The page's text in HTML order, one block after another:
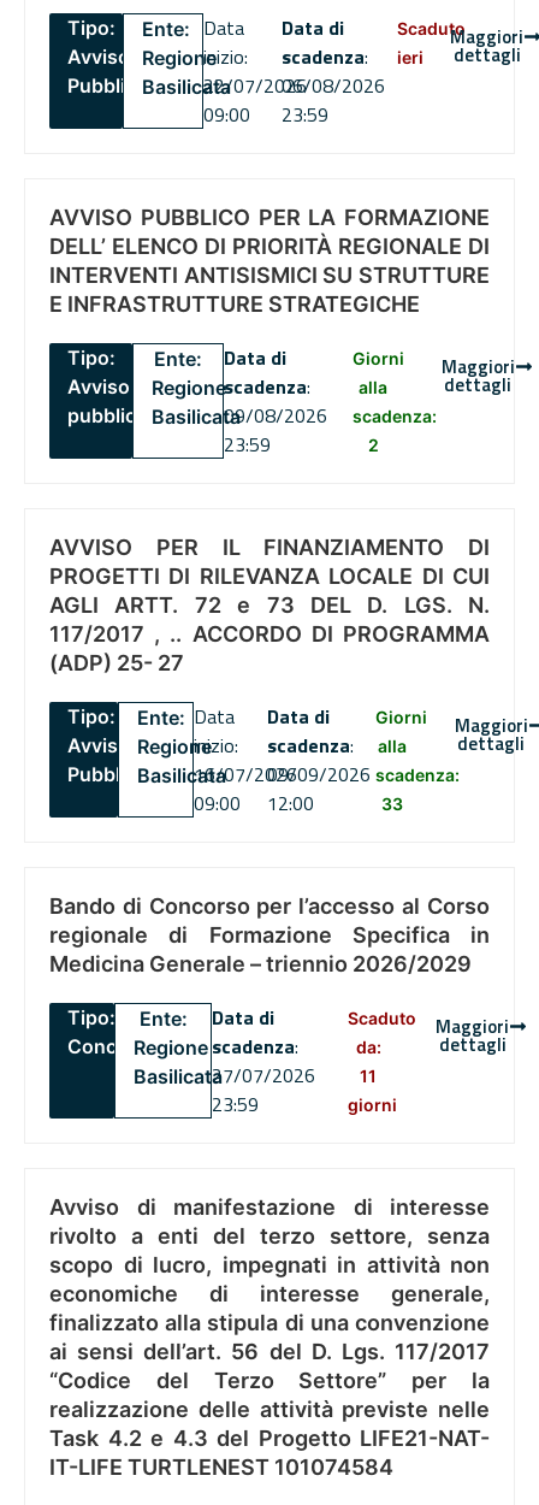
Tipo:
Avviso
Pubblico
Ente:
Regione
Basilicata
Data
inizio:
22/07/2026
09:00
Data di
scadenza:
06/08/2026
23:59
Scaduto
ieri
Maggiori
dettagli
AVVISO PUBBLICO PER LA FORMAZIONE
DELL’ ELENCO DI PRIORITÀ REGIONALE DI
INTERVENTI ANTISISMICI SU STRUTTURE
E INFRASTRUTTURE STRATEGICHE
Tipo:
Avviso
pubblico
Ente:
Regione
Basilicata
Data di
scadenza:
09/08/2026
23:59
Giorni
alla
scadenza:
2
Maggiori
dettagli
AVVISO PER IL FINANZIAMENTO DI
PROGETTI DI RILEVANZA LOCALE DI CUI
AGLI ARTT. 72 e 73 DEL D. LGS. N.
117/2017 , .. ACCORDO DI PROGRAMMA
(ADP) 25- 27
Tipo:
Avviso
Pubblico
Ente:
Regione
Basilicata
Data
inizio:
16/07/2026
09:00
Data di
scadenza:
09/09/2026
12:00
Giorni
alla
scadenza:
33
Maggiori
dettagli
Bando di Concorso per l’accesso al Corso
regionale di Formazione Specifica in
Medicina Generale – triennio 2026/2029
Tipo:
Concorsi
Ente:
Regione
Basilicata
Data di
scadenza:
27/07/2026
23:59
Scaduto
da:
11
giorni
Maggiori
dettagli
Avviso di manifestazione di interesse
rivolto a enti del terzo settore, senza
scopo di lucro, impegnati in attività non
economiche di interesse generale,
finalizzato alla stipula di una convenzione
ai sensi dell’art. 56 del D. Lgs. 117/2017
“Codice del Terzo Settore” per la
realizzazione delle attività previste nelle
Task 4.2 e 4.3 del Progetto LIFE21-NAT-
IT-LIFE TURTLENEST 101074584